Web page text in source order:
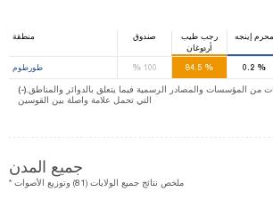
منطقة صندوق
رجب طيب
أردوغان
محرم إينجه
طورطوم % 100 %
84.5 %
0.2
(-).لا يمكن الحصول على معلومات من المؤسسات والمصادر الرسمية فيما يتعلق بالدوائر والمناطق
التي تحمل علامة واصلة بين القوسين
جميع المدن
* ملخص نتائج جميع الولايات (81) وتوزيع الأصوات